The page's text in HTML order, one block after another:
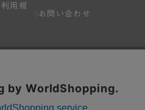
したと弊社が合理的な理由に基
場合は、その登録を拒否し、ま
用規
お問い合わせ